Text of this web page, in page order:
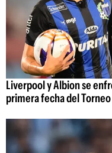
Liverpool y Albion se
primera fecha del